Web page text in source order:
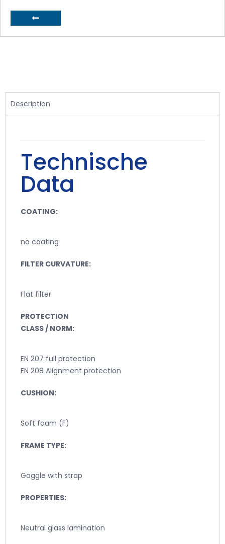
Description
Technische
Data
COATING:
no coating
FILTER CURVATURE:
Flat filter
PROTECTION
CLASS / NORM:
EN 207 full protection
EN 208 Alignment protection
CUSHION:
Soft foam (F)
FRAME TYPE:
Goggle with strap
PROPERTIES:
Neutral glass lamination